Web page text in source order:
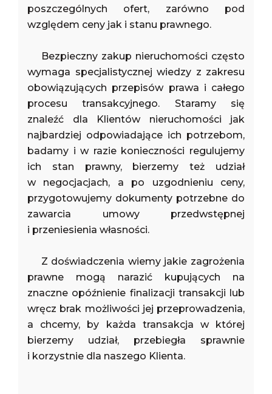
poszczególnych ofert, zarówno pod
względem ceny jak i stanu prawnego.
Bezpieczny zakup nieruchomości często
wymaga specjalistycznej wiedzy z zakresu
obowiązujących przepisów prawa i całego
procesu transakcyjnego. Staramy się
znaleźć dla Klientów nieruchomości jak
najbardziej odpowiadające ich potrzebom,
badamy i w razie konieczności regulujemy
ich stan prawny, bierzemy też udział
w negocjacjach, a po uzgodnieniu ceny,
przygotowujemy dokumenty potrzebne do
zawarcia umowy przedwstępnej
i przeniesienia własności.
Z doświadczenia wiemy jakie zagrożenia
prawne mogą narazić kupujących na
znaczne opóźnienie finalizacji transakcji lub
wręcz brak możliwości jej przeprowadzenia,
a chcemy, by każda transakcja w której
bierzemy udział, przebiegła sprawnie
i korzystnie dla naszego Klienta.